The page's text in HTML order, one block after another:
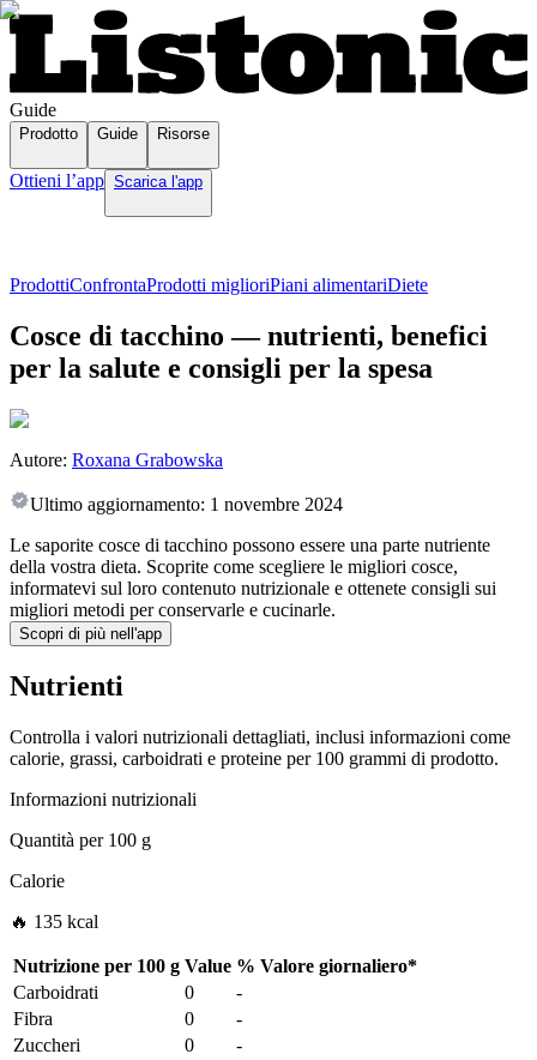
Guide
Prodotto Guide Risorse
Ottieni l’app Scarica l'app
ProdottiConfrontaProdotti miglioriPiani alimentariDiete
Cosce di tacchino — nutrienti, benefici
per la salute e consigli per la spesa
Autore: Roxana Grabowska
Ultimo aggiornamento: 1 novembre 2024
Le saporite cosce di tacchino possono essere una parte nutriente
della vostra dieta. Scoprite come scegliere le migliori cosce,
informatevi sul loro contenuto nutrizionale e ottenete consigli sui
migliori metodi per conservarle e cucinarle.
Scopri di più nell'app
Nutrienti
Controlla i valori nutrizionali dettagliati, inclusi informazioni come
calorie, grassi, carboidrati e proteine per 100 grammi di prodotto.
Informazioni nutrizionali
Quantità per100 g
Calorie
🔥 135 kcal
Nutrizione per 100 g Value % Valore giornaliero*
Carboidrati
0
-
Fibra
0
-
Zuccheri
0
-